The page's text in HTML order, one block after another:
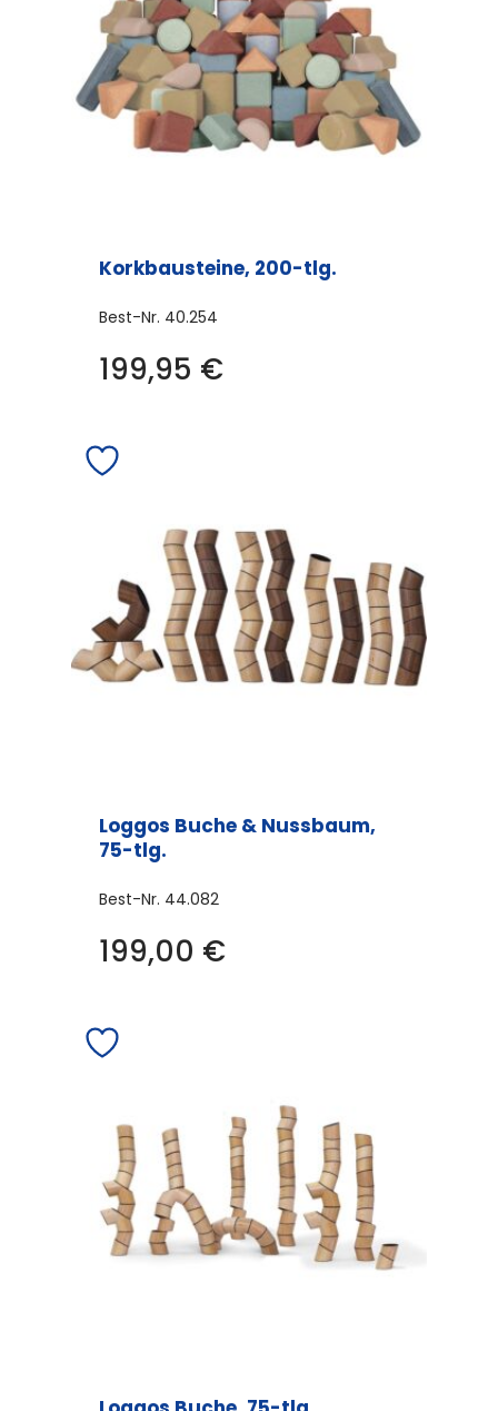
Korkbausteine, 200-tlg.
Best-Nr. 40.254
199,95 €
Loggos Buche & Nussbaum,
75-tlg.
Best-Nr. 44.082
199,00 €